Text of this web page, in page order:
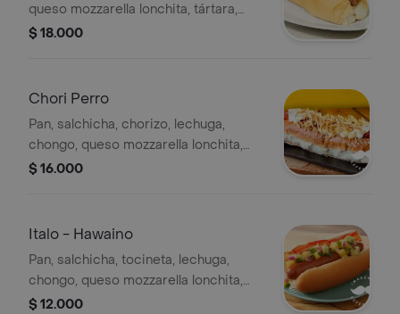
queso mozzarella lonchita, tártara,
tocineta.
$ 18.000
Chori Perro
Pan, salchicha, chorizo, lechuga,
chongo, queso mozzarella lonchita,
tártara y gel piña.
$ 16.000
Italo - Hawaino
Pan, salchicha, tocineta, lechuga,
chongo, queso mozzarella lonchita,
tártara, trocitos de piña.
$ 12.000